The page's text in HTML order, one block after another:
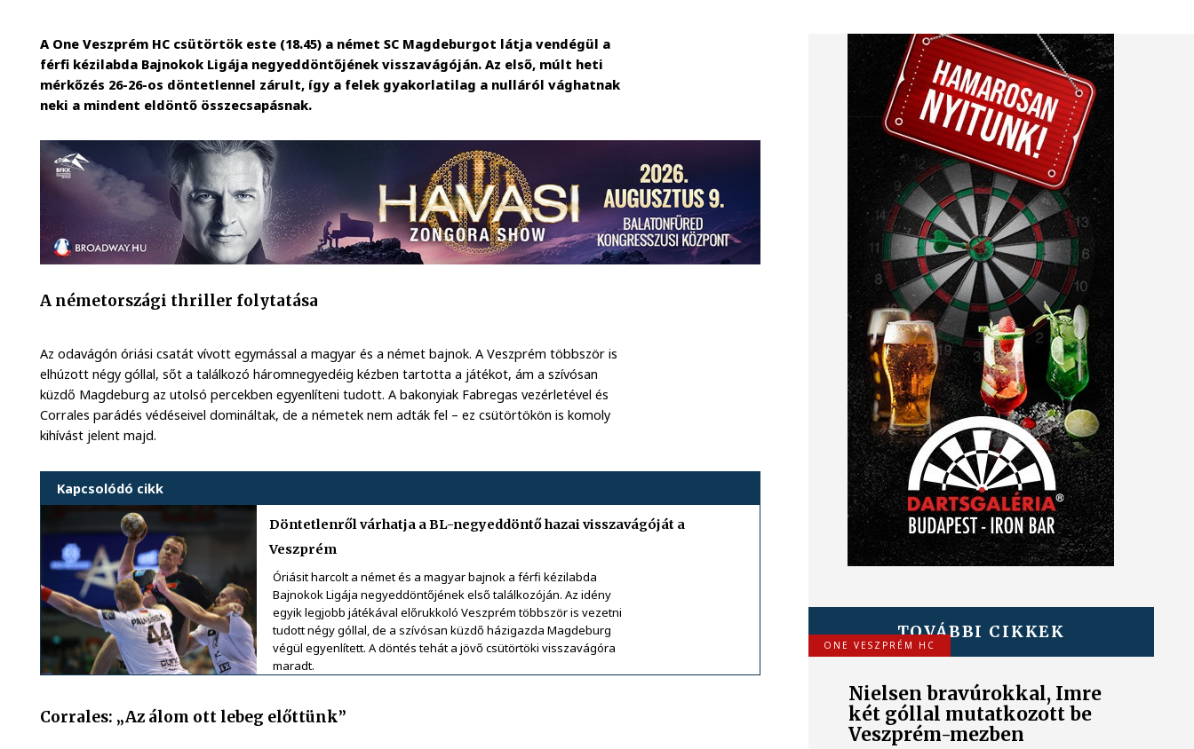
A One Veszprém HC csütörtök este (18.45) a német SC Magdeburgot látja vendégül a
férfi kézilabda Bajnokok Ligája negyeddöntőjének visszavágóján. Az első, múlt heti
mérkőzés 26-26-os döntetlennel zárult, így a felek gyakorlatilag a nulláról vághatnak
neki a mindent eldöntő összecsapásnak.
A németországi thriller folytatása
Az odavágón óriási csatát vívott egymással a magyar és a német bajnok. A Veszprém többször is
elhúzott négy góllal, sőt a találkozó háromnegyedéig kézben tartotta a játékot, ám a szívósan
küzdő Magdeburg az utolsó percekben egyenlíteni tudott. A bakonyiak Fabregas vezérletével és
Corrales parádés védéseivel domináltak, de a németek nem adták fel – ez csütörtökön is komoly
kihívást jelent majd.
Kapcsolódó cikk
Döntetlenről várhatja a BL-negyeddöntő hazai visszavágóját a
Veszprém
Óriásit harcolt a német és a magyar bajnok a férfi kézilabda
Bajnokok Ligája negyeddöntőjének első találkozóján. Az idény
egyik legjobb játékával előrukkoló Veszprém többször is vezetni
tudott négy góllal, de a szívósan küzdő házigazda Magdeburg
végül egyenlített. A döntés tehát a jövő csütörtöki visszavágóra
maradt.
Corrales: „Az álom ott lebeg előttünk”
TOVÁBBI CIKKEK
ONE VESZPRÉM HC
Nielsen bravúrokkal, Imre
két góllal mutatkozott be
Veszprém-mezben